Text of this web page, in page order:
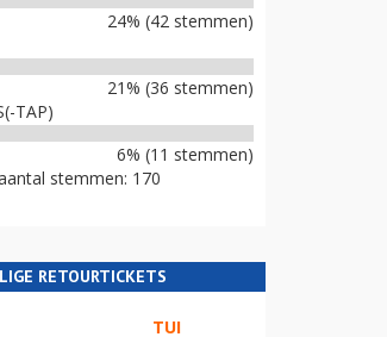
24% (42 stemmen)
21% (36 stemmen)
TAP)
6% (11 stemmen)
stemmen: 170
RETOURTICKETS
TUI